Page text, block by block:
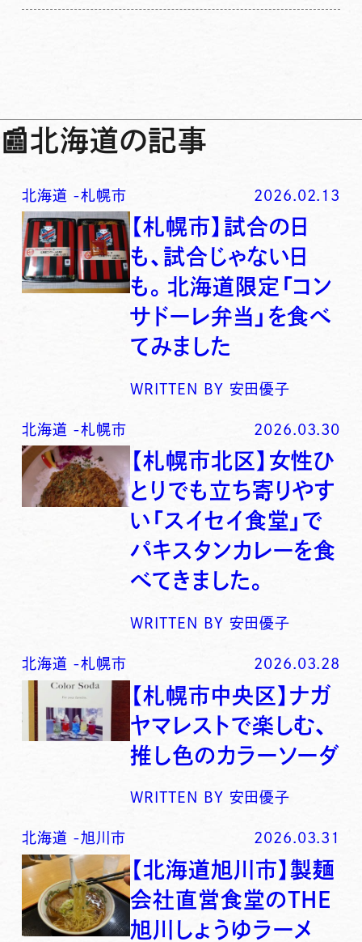
📰北海道の記事
北海道 -札幌市 2026.02.13
【札幌市】試合の日
も、試合じゃない日
も。北海道限定「コン
サドーレ弁当」を食べ
てみました
WRITTEN BY 安田優子
北海道 -札幌市 2026.03.30
【札幌市北区】女性ひ
とりでも立ち寄りやす
い「スイセイ食堂」で
パキスタンカレーを食
べてきました。
WRITTEN BY 安田優子
北海道 -札幌市 2026.03.28
【札幌市中央区】ナガ
ヤマレストで楽しむ、
推し色のカラーソーダ
WRITTEN BY 安田優子
北海道 -旭川市 2026.03.31
【北海道旭川市】製麺
会社直営食堂のTHE
旭川しょうゆラーメ